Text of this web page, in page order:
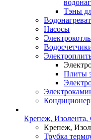
Тэны
Насосы
Плиты
Крепеж, Изолента,
Крепеж,
Трубка